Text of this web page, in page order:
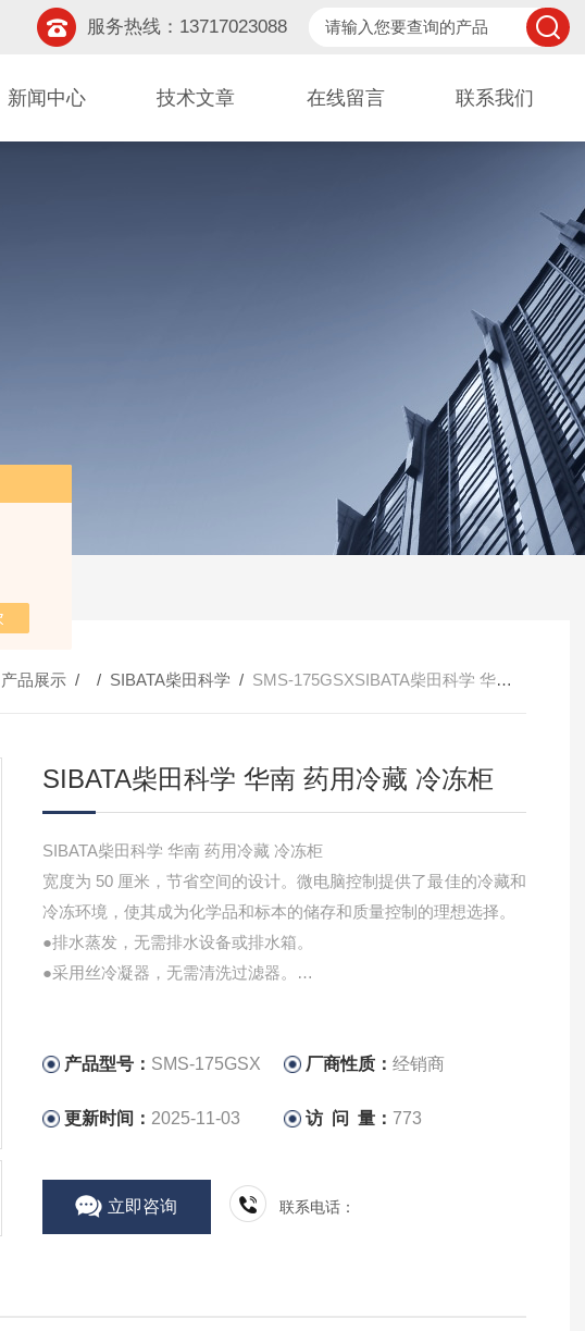
服务热线：13717023088
新闻中心 技术文章 在线留言 联系我们
产品展示/ / SIBATA柴田科学 / SMS-175GSXSIBATA柴田科学 华南 药用冷藏 冷冻柜
SIBATA柴田科学 华南 药用冷藏 冷冻柜
SIBATA柴田科学 华南 药用冷藏 冷冻柜
宽度为 50 厘米，节省空间的设计。微电脑控制提供了最佳的冷藏和
冷冻环境，使其成为化学品和标本的储存和质量控制的理想选择。
●排水蒸发，无需排水设备或排水箱。
●采用丝冷凝器，无需清洗过滤器。
产品型号： SMS-175GSX 厂商性质：经销商
更新时间： 2025-11-03 访 问 量： 773
立即咨询 联系电话：